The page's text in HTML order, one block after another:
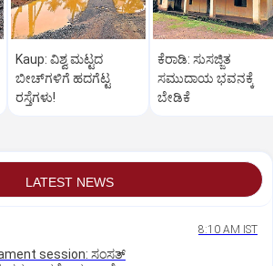
Kaup: ವಿಶ್ವ ಮಟ್ಟದ
ಬೀಚ್‌ಗಳಿಗೆ ಹದಗೆಟ್ಟ
ರಸ್ತೆಗಳು!
ಕೆರಾಡಿ: ಸುಸಜ್ಜಿತ
ಸಮುದಾಯ ಭವನಕ್ಕೆ
ಬೇಡಿಕೆ
LATEST NEWS
8:10 AM IST
session: ಸಂಸತ್‌